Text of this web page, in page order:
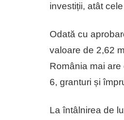
investiții, atât
Odată cu
valoare de 2,62
România mai
6, granturi și
La întâlnirea de